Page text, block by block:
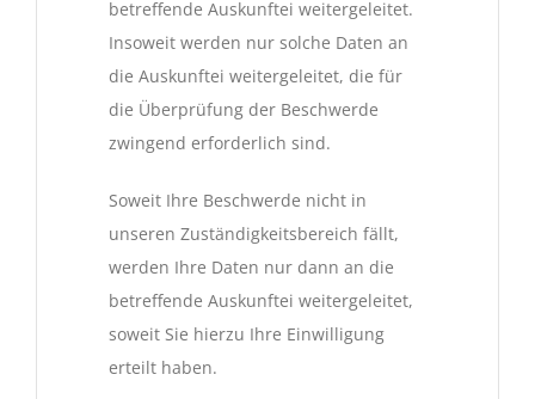
betreffende Auskunftei weitergeleitet.
Insoweit werden nur solche Daten an
die Auskunftei weitergeleitet, die für
die Überprüfung der Beschwerde
zwingend erforderlich sind.
Soweit Ihre Beschwerde nicht in
unseren Zuständigkeitsbereich fällt,
werden Ihre Daten nur dann an die
betreffende Auskunftei weitergeleitet,
soweit Sie hierzu Ihre Einwilligung
erteilt haben.